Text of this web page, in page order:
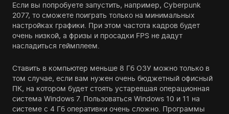
Если вы попробуете запустить, например, Cyberpunk
2077, то сможете поиграть только на минимальных
настройках графики. При этом частота кадров будет
очень низкой, а фризы и просадки FPS не дадут
насладиться геймплеем.
Ставить в компьютер меньше 8 Гб ОЗУ можно только в
том случае, если вам нужен очень бюджетный офисный
ПК, на котором будет стоять устаревшая операционная
система Windows 7. Пользоваться Windows 10 и 11 на
системе с 4 Гб оперативки очень сложно. Программы